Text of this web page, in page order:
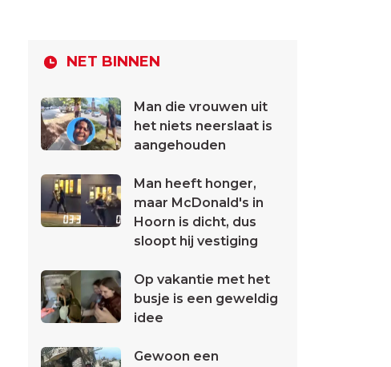
NET BINNEN
Man die vrouwen uit
het niets neerslaat is
aangehouden
Man heeft honger,
maar McDonald's in
Hoorn is dicht, dus
sloopt hij vestiging
Op vakantie met het
busje is een geweldig
idee
Gewoon een